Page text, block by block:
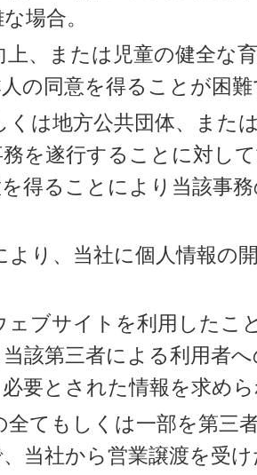
場合。
上、または児童の健全な
の同意を得ることが困
くは地方公共団体、また
を遂行することに対し
得ることにより当該事
より、当社に個人情報の
ェブサイトを利用したこ
該第三者による利用者
要とされた情報を求め
全てもしくは一部を第三
当社から営業譲渡を受